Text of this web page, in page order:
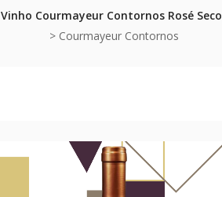
Vinho Courmayeur Contornos Rosé Seco
> Courmayeur Contornos